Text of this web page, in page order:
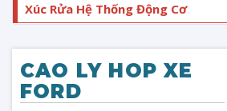
Xúc Rửa Hệ Thống Động Cơ
CAO LY HOP XE
FORD